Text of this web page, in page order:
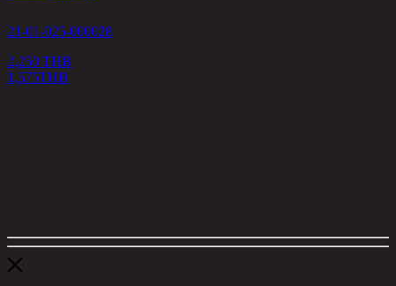
21-01-025-000028
2,250 THB
1,575THB